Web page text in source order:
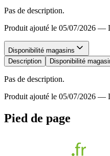
Pas de description.
Produit ajouté le 05/07/2026 —
Disponibilité magasins
Description
Disponibilité
Pas de description.
Produit ajouté le 05/07/2026 —
Pied de page